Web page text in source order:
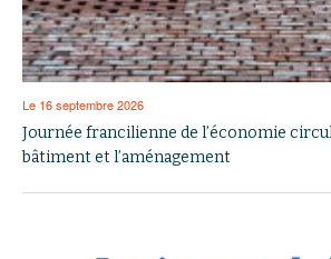
Le 16 septembre 2026
Journée francilienne de l’économie
bâtiment et l’aménagement